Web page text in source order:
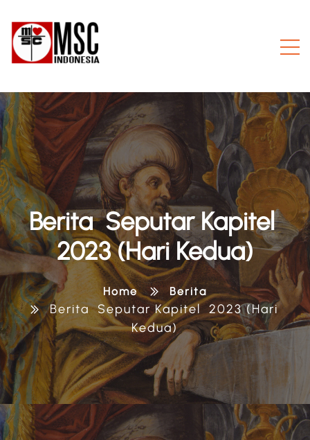
Berita Seputar Kapitel
2023 (Hari Kedua)
Home Berita
Berita Seputar Kapitel 2023 (Hari
Kedua)